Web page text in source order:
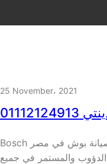
25 November، 2021
Bosch الرقم الرئيسي لـ مركز بوش- ارقام صيانة بوش في مصر
والمستمر في جميع